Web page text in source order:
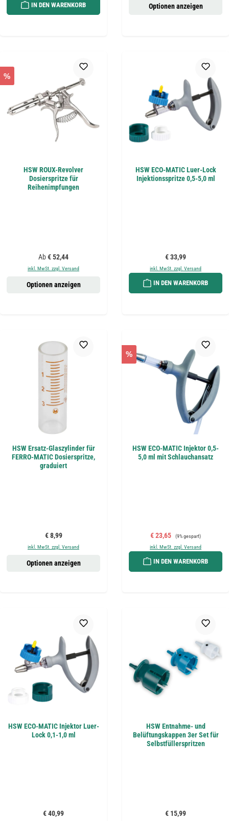
IN DEN WARENKORB Optionen anzeigen
%
HSW ROUX-Revolver
Dosierspritze für
Reihenimpfungen
Regulärer Preis:
Ab€ 52,44
inkl. MwSt. zzgl. Versand
Optionen anzeigen
HSW ECO-MATIC Luer-Lock
Injektionsspritze 0,5-5,0 ml
Regulärer Preis:
€ 33,99
inkl. MwSt. zzgl. Versand
IN DEN WARENKORB
HSW Ersatz-Glaszylinder für
FERRO-MATIC Dosierspritze,
graduiert
Regulärer Preis:
€ 8,99
inkl. MwSt. zzgl. Versand
Optionen anzeigen
%
HSW ECO-MATIC Injektor 0,5-
5,0 ml mit Schlauchansatz
Verkaufspreis:
€ 23,65 Regulärer Preis:
(9% gespart)
inkl. MwSt. zzgl. Versand
IN DEN WARENKORB
HSW ECO-MATIC Injektor Luer-
Lock 0,1-1,0 ml
Regulärer Preis:
€ 40,99
HSW Entnahme- und
Belüftungskappen 3er Set für
Selbstfüllerspritzen
Regulärer Preis:
€ 15,99